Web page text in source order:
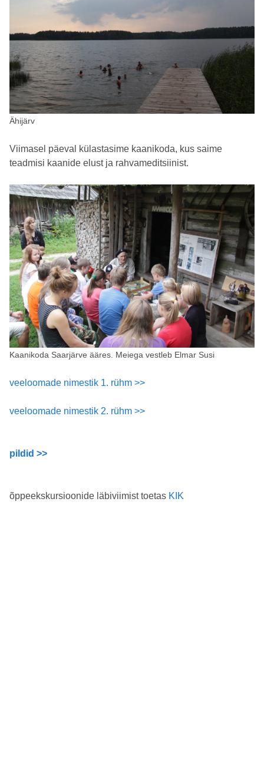
Ähijärv
Viimasel päeval külastasime kaanikoda, kus saime
teadmisi kaanide elust ja rahvameditsiinist.
Kaanikoda Saarjärve ääres. Meiega vestleb Elmar Susi
veeloomade nimestik 1. rühm >>
veeloomade nimestik 2. rühm >>
pildid >>
õppeekskursioonide läbiviimist toetas KIK